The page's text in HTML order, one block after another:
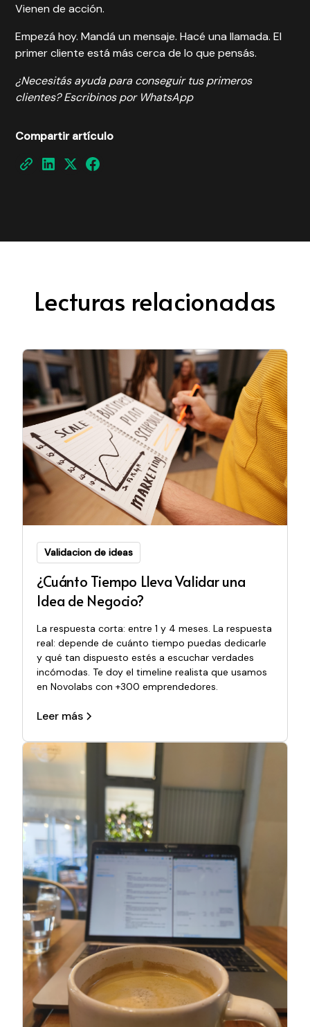
Vienen de acción.
Empezá hoy. Mandá un mensaje. Hacé una llamada. El
primer cliente está más cerca de lo que pensás.
¿Necesitás ayuda para conseguir tus primeros
clientes?Escribinos por WhatsApp
Compartir artículo
Lecturas relacionadas
Validacion de ideas
¿Cuánto Tiempo Lleva Validar una
Idea de Negocio?
La respuesta corta: entre 1 y 4 meses. La respuesta
real: depende de cuánto tiempo puedas dedicarle
y qué tan dispuesto estés a escuchar verdades
incómodas. Te doy el timeline realista que usamos
en Novolabs con +300 emprendedores.
Leer más